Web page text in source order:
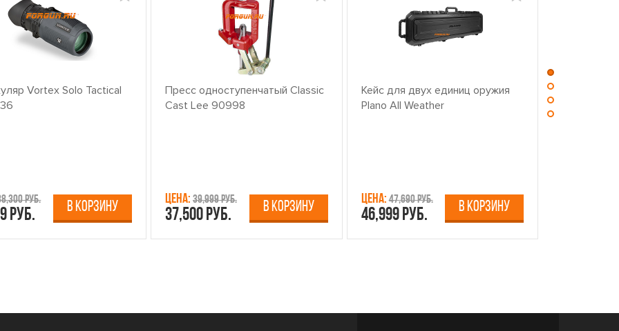
Vortex Solo Tactical
руб.
руб. В КОРЗИНУ
Пресс одноступенчатый Classic
Cast Lee 90998
Цена: 39,999 руб.
37,500 руб. В КОРЗИНУ
Кейс для двух единиц оружия
Plano All Weather
Цена:47,690 руб.
46,999 руб. В КОРЗИНУ